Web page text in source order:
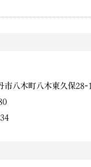
八木町八木東久保28-1